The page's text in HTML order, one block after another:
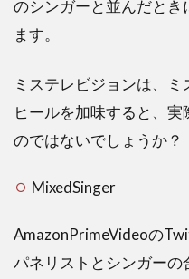
のシンガーと並んだとき
ます。
ミステレビジョンは、
ヒールを加味すると、
のではないでしょうか？
MixedSinger
AmazonPrimeVideoの
パネリストとシンガーの